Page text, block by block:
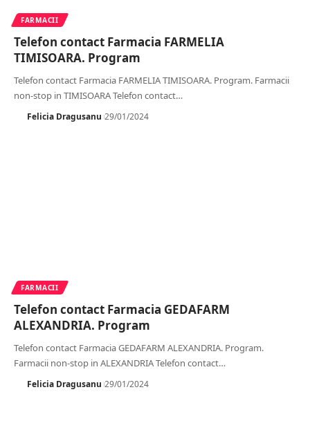
FARMACII
Telefon contact Farmacia FARMELIA
TIMISOARA. Program
Telefon contact Farmacia FARMELIA TIMISOARA. Program. Farmacii
non-stop in TIMISOARA Telefon contact…
Felicia Dragusanu 29/01/2024
FARMACII
Telefon contact Farmacia GEDAFARM
ALEXANDRIA. Program
Telefon contact Farmacia GEDAFARM ALEXANDRIA. Program.
Farmacii non-stop in ALEXANDRIA Telefon contact…
Felicia Dragusanu 29/01/2024